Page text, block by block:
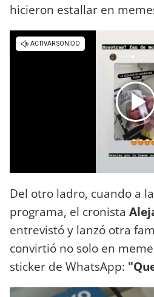
hicieron estallar en
Del otro ladro, cuando a
programa, el cronista
entrevistó y lanzó otra
convirtió no solo en
sticker de WhatsApp: